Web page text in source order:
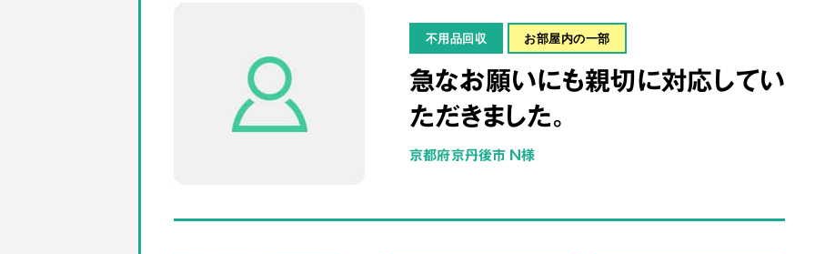
不用品回収 お部屋内の一部
急なお願いにも親切に対応してい
ただきました。
京都府京丹後市 N様